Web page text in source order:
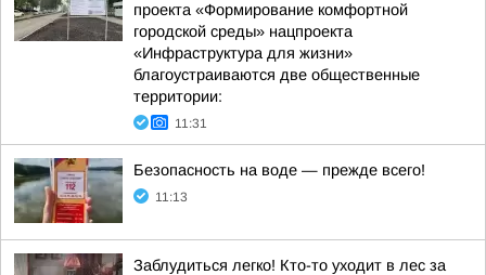
проекта «Формирование комфортной
городской среды» нацпроекта
«Инфраструктура для жизни»
благоустраиваются две общественные
территории:
11:31
Безопасность на воде — прежде всего!
11:13
Заблудиться легко! Кто-то уходит в лес за